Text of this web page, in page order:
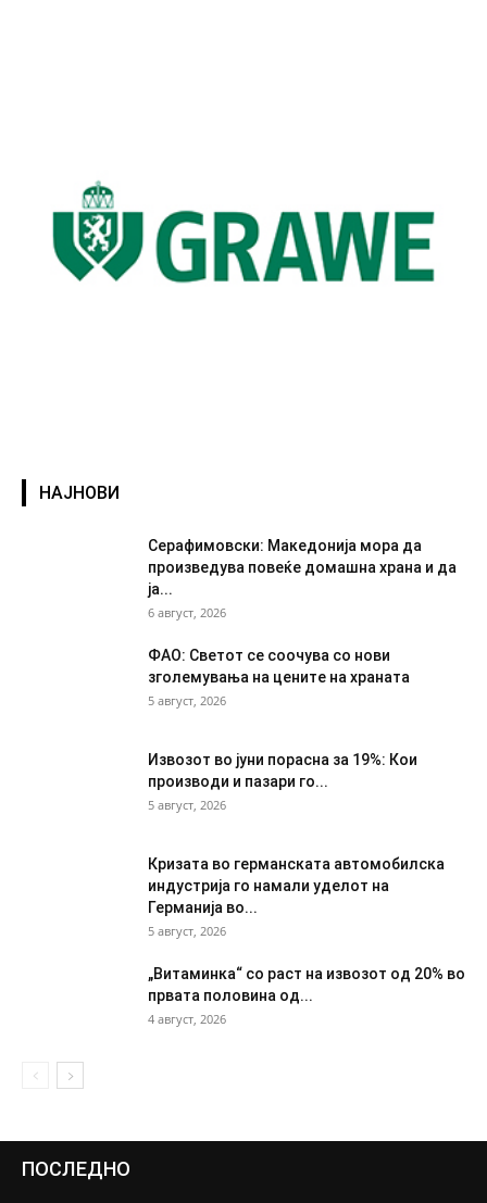
НАЈНОВИ
Серафимовски: Македонија мора да
произведува повеќе домашна храна и да
ја...
6 август, 2026
ФАО: Светот се соочува со нови
зголемувања на цените на храната
5 август, 2026
Извозот во јуни порасна за 19%: Кои
производи и пазари го...
5 август, 2026
Кризата во германската автомобилска
индустрија го намали уделот на
Германија во...
5 август, 2026
„Витаминка“ со раст на извозот од 20% во
првата половина од...
4 август, 2026
ПОСЛЕДНО